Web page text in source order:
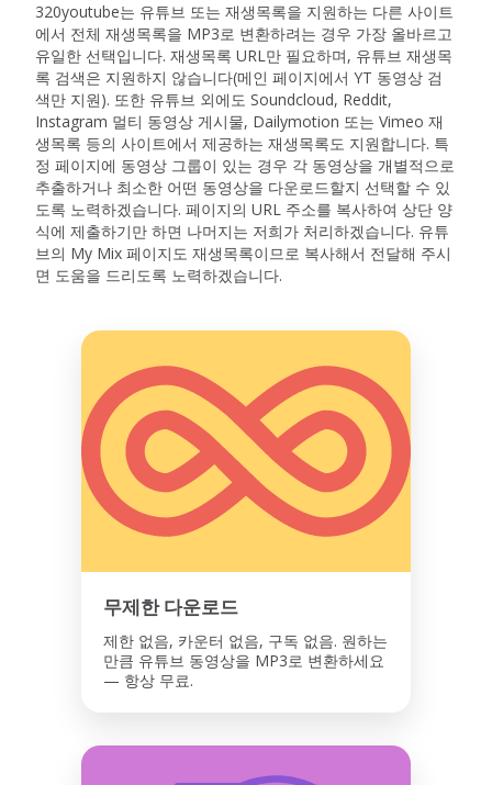
320youtube는 유튜브 또는 재생목록을 지원하는 다른 사이트
에서 전체 재생목록을 MP3로 변환하려는 경우 가장 올바르고
유일한 선택입니다. 재생목록 URL만 필요하며, 유튜브 재생목
록 검색은 지원하지 않습니다(메인 페이지에서 YT 동영상 검
색만 지원). 또한 유튜브 외에도 Soundcloud, Reddit,
Instagram 멀티 동영상 게시물, Dailymotion 또는 Vimeo 재
생목록 등의 사이트에서 제공하는 재생목록도 지원합니다. 특
정 페이지에 동영상 그룹이 있는 경우 각 동영상을 개별적으로
추출하거나 최소한 어떤 동영상을 다운로드할지 선택할 수 있
도록 노력하겠습니다. 페이지의 URL 주소를 복사하여 상단 양
식에 제출하기만 하면 나머지는 저희가 처리하겠습니다. 유튜
브의 My Mix 페이지도 재생목록이므로 복사해서 전달해 주시
면 도움을 드리도록 노력하겠습니다.
무제한 다운로드
제한 없음, 카운터 없음, 구독 없음. 원하는
만큼 유튜브 동영상을 MP3로 변환하세요
— 항상 무료.